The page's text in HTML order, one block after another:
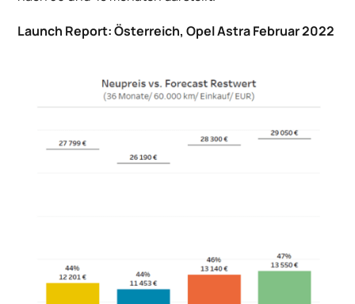
Launch Report: Österreich, Opel Astra Februar 2022